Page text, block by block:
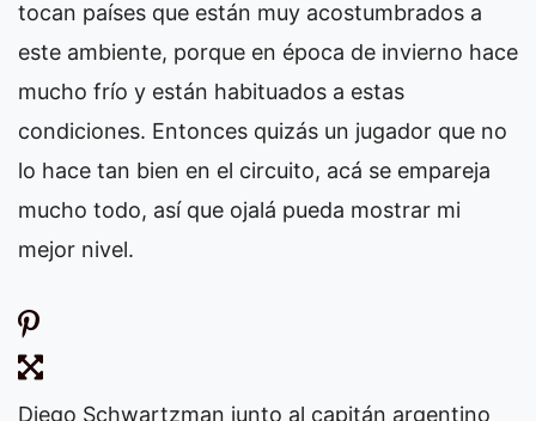
tocan países que están muy acostumbrados a
este ambiente, porque en época de invierno hace
mucho frío y están habituados a estas
condiciones. Entonces quizás un jugador que no
lo hace tan bien en el circuito, acá se empareja
mucho todo, así que ojalá pueda mostrar mi
mejor nivel.
Diego Schwartzman junto al capitán argentino